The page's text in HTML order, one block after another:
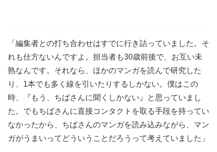
「編集者との打ち合わせはすでに行き詰っていました。そ
れも仕方ないんですよ。担当者も30歳前後で、お互い未
熟なんです。それなら、ほかのマンガを読んで研究した
り、1本でも多く線を引いたりするしかない。僕はこの
時、『もう、ちばさんに聞くしかない』と思っていまし
た。でもちばさんに直接コンタクトを取る手段を持ってい
なかったから、ちばさんのマンガを読み込みながら、マン
ガがうまいってどういうことだろうって考えていました」